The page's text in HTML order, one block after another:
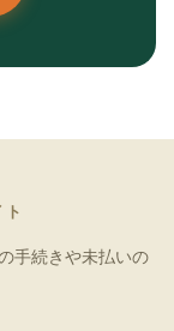
手続きや未払いの